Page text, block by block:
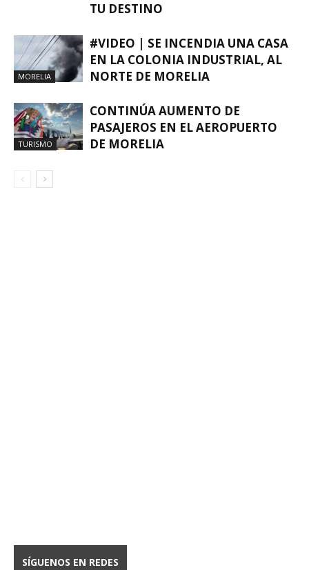
TU DESTINO
MORELIA
#VIDEO | SE INCENDIA UNA CASA
EN LA COLONIA INDUSTRIAL, AL
NORTE DE MORELIA
TURISMO
CONTINÚA AUMENTO DE
PASAJEROS EN EL AEROPUERTO
DE MORELIA
SÍGUENOS EN REDES